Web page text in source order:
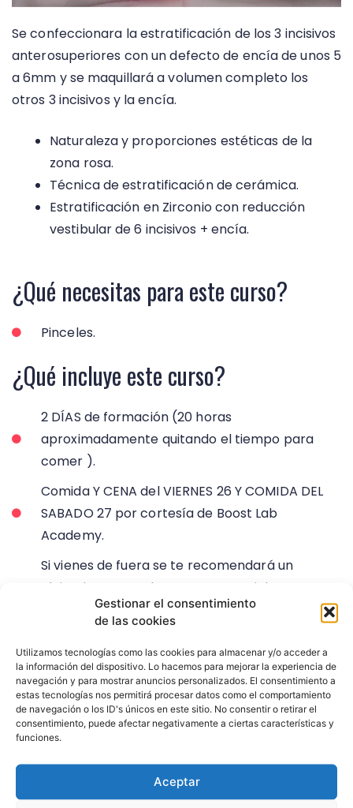
Gestionar el consentimiento
de las cookies
Utilizamos tecnologías como las cookies para almacenar y/o acceder a
la información del dispositivo. Lo hacemos para mejorar la experiencia de
navegación y para mostrar anuncios personalizados. El consentimiento a
estas tecnologías nos permitirá procesar datos como el comportamiento
de navegación o los ID's únicos en este sitio. No consentir o retirar el
consentimiento, puede afectar negativamente a ciertas características y
funciones.
Aceptar
Se confeccionara la estratificación de los 3 incisivos
anterosuperiores con un defecto de encía de unos 5
a 6mm y se maquillará a volumen completo los
otros 3 incisivos y la encía.
Naturaleza y proporciones estéticas de la
zona rosa.
Técnica de estratificación de cerámica.
Estratificación en Zirconio con reducción
vestibular de 6 incisivos + encía.
¿Qué necesitas para este curso?
Pinceles.
¿Qué incluye este curso?
2 DÍAS de formación (20 horas
aproximadamente quitando el tiempo para
comer ).
Comida Y CENA del VIERNES 26 Y COMIDA DEL
SABADO 27 por cortesía de Boost Lab
Academy.
Si vienes de fuera se te recomendará un
alojamiento con descuento especial e
información para lo que necesites en tu
estancia en Valencia.
¿QUIERES MÁS INFORMACIÓN?
INFORMACIÓN